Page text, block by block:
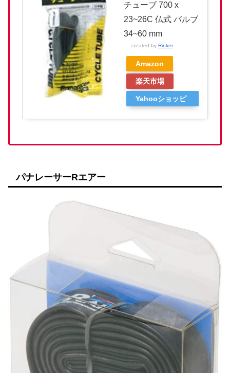
チューブ 700 x
23~26C 仏式 バルブ
34~60 mm
created by Rinker
Amazon
楽天市場
Yahooショッピ
パナレーサーRエアー